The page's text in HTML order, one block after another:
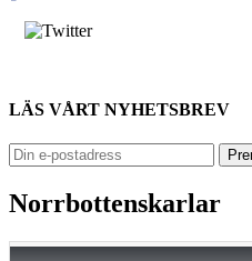
LÄS VÅRT NYHETSBREV
Norrbottenskarlar